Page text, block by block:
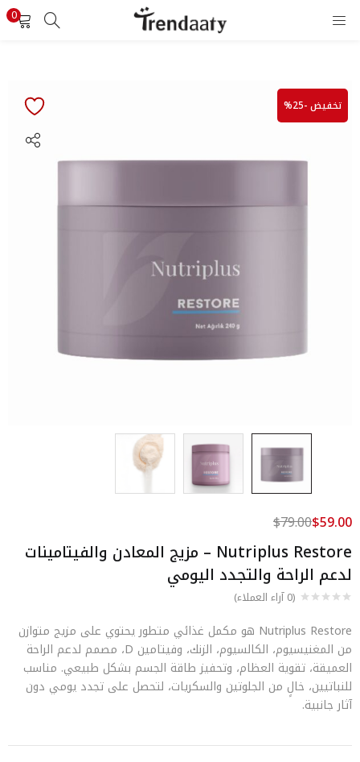
0
تخفيض -25%
Nutriplus Restore – مزيج المعادن والفيتامينات
لدعم الراحة والتجدد اليومي
(
0آراء العملاء)
$59.00
$79.00
Nutriplus Restore هو مكمل غذائي متطور يحتوي على مزيج متوازن
من المغنيسيوم، الكالسيوم، الزنك، وفيتامين D، مصمم لدعم الراحة
العميقة، تقوية العظام، وتحفيز طاقة الجسم بشكل طبيعي. مناسب
للنباتيين، خالٍ من الجلوتين والسكريات، لتحصل على تجدد يومي دون
آثار جانبية.
هل نسيت كلمة المرور ؟